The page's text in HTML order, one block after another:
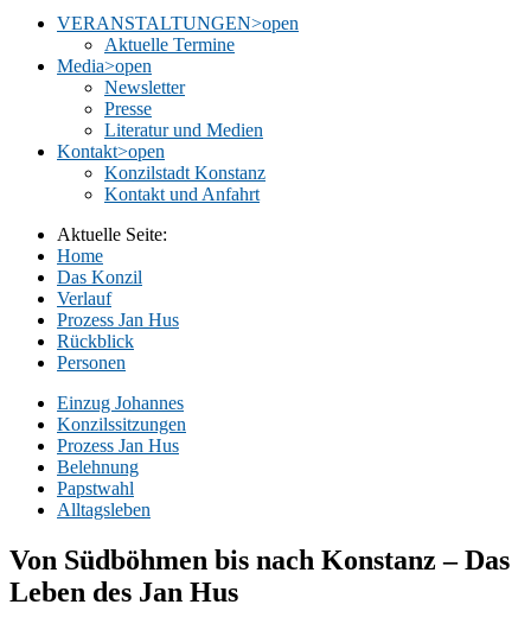
VERANSTALTUNGEN>open
Aktuelle Termine
Media>open
Newsletter
Presse
Literatur und Medien
Kontakt>open
Konzilstadt Konstanz
Kontakt und Anfahrt
Aktuelle Seite:
Home
Das Konzil
Verlauf
Prozess Jan Hus
Rückblick
Personen
Einzug Johannes
Konzilssitzungen
Prozess Jan Hus
Belehnung
Papstwahl
Alltagsleben
Von Südböhmen bis nach Konstanz – Das
Leben des Jan Hus